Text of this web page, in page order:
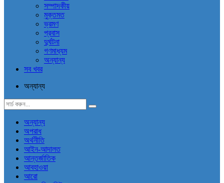
সম্পাদকীয়
মুক্তমত
ভ্রমণ
প্রবাস
দুর্ঘটনা
গণমাধ্যম
অন্যান্য
সব খবর
অন্যান্য
অন্যান্য
অপরাধ
অর্থনীতি
আইন-আদালত
আন্তর্জাতিক
আবহাওয়া
আরো